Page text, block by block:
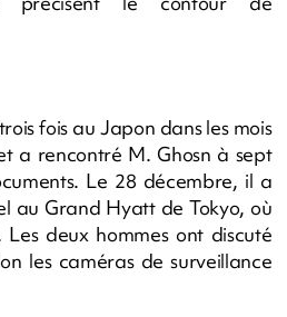
fois au Japon dans les mois
a rencontré M. Ghosn à sept
Le 28 décembre, il a
au Grand Hyatt de Tokyo, où
Les deux hommes ont discuté
les caméras de surveillance